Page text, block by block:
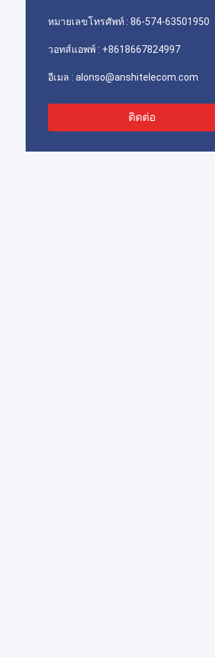
หมายเลขโทรศัพท์ : 86-574-63501950
วอทส์แอพพ์ : +8618667824997
อีเมล : alonso@anshitelecom.com
ติดต่อ